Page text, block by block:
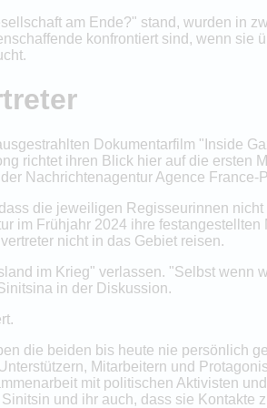
am Ende?" stand, wurden in
konfrontiert sind, wenn sie
Dokumentarfilm "Inside
richtet ihren Blick hier auf die ersten
Nachrichtenagentur Agence France-
die jeweiligen Regisseurinnen nicht
im Frühjahr 2024 ihre festangestellten
nicht in das Gebiet reisen.
im Krieg" verlassen. "Selbst wenn
in der Diskussion.
die beiden bis heute nie persönlich
Mitarbeitern und
mit politischen Aktivisten und
und ihr auch, dass sie Kontakte